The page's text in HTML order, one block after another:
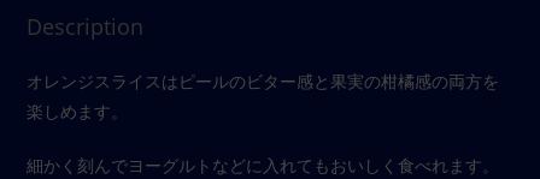
Description
オレンジスライスはピールのビター感と果実の柑橘感の両方を
楽しめます。
細かく刻んでヨーグルトなどに入れてもおいしく食べれます。